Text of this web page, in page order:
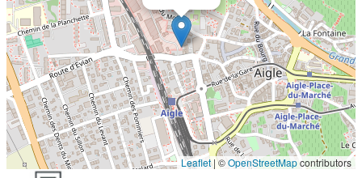
Leaflet |©OpenStreetMapcontributors